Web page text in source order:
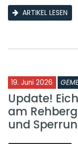
ARTIKEL LESEN
19. Juni 2026
Update!
am
und